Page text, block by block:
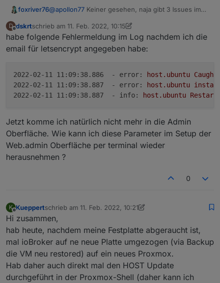
foxriver76@apollon77 Keiner gesehen, naja gibt 3 Issues im
D
Offline
dskrtschrieb am 11. Feb. 2022, 10:15
zuletzt editiert von Negalein 2. Nov. 2022, 11:57
habe folgende Fehlermeldung im Log nachdem ich die
email für letsencrypt angegeben habe:
2022-02-11 11:09:38.886  - error: host.ubuntu
Caught
2022-02-11 11:09:38.887  - error:
host.ubuntu
2022-02-11 11:09:38.887  - info:
host.ubuntu Restart
Jetzt komme ich natürlich nicht mehr in die Admin
Oberfläche. Wie kann ich diese Parameter im Setup der
Web.admin Oberfläche per terminal wieder
herausnehmen ?
0
K Kueppertschrieb am 11. Feb. 2022, 10:21
zuletzt editiert von Kueppert2. Nov. 2022, 11:30
Hi zusammen,
hab heute, nachdem meine Festplatte abgeraucht ist,
mal ioBroker auf ne neue Platte umgezogen (via Backup
die VM neu restored) auf ein neues Proxmox.
Hab daher auch direkt mal den HOST Update
durchgeführt in der Proxmox-Shell (daher kann ich